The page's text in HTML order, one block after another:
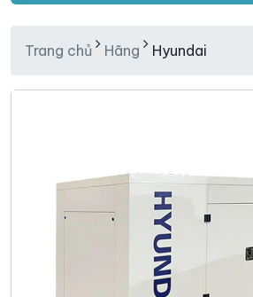
Trang chủ Hãng Hyundai